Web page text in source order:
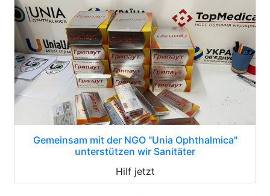
Gemeinsam mit der NGO "Unia Ophthalmica"
unterstützen wir Sanitäter
Hilf jetzt